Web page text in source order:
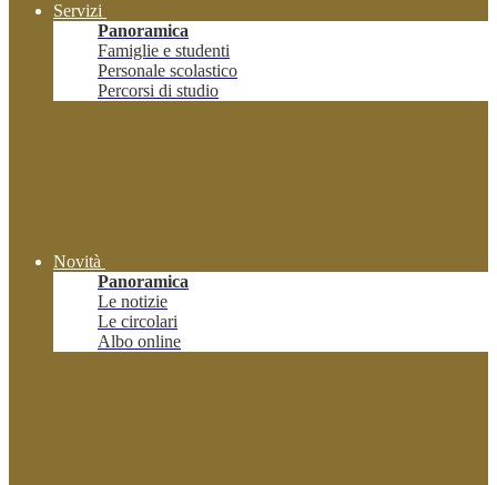
Servizi
Panoramica
Famiglie e studenti
Personale scolastico
Percorsi di studio
Novità
Panoramica
Le notizie
Le circolari
Albo online